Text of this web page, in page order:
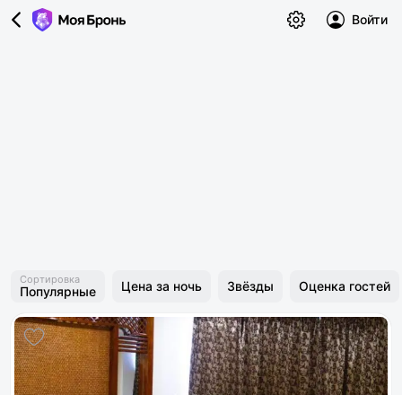
Войти
Сортировка
Популярные Цена за ночь Звёзды Оценка гостей